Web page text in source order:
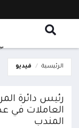
الرئيسية فيديو
رئيس دائرة
العاملات في
المندب